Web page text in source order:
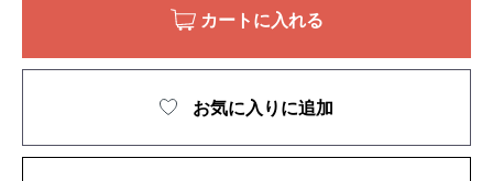
カートに入れる
お気に入りに追加